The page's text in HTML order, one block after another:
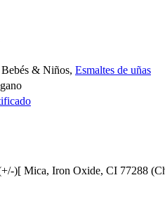
& Niños, Esmaltes de uñas
)[ Mica, Iron Oxide, CI 77288